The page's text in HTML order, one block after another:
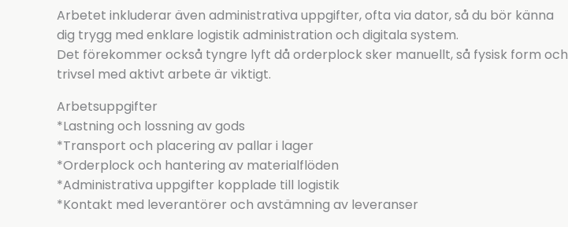
Arbetet inkluderar även administrativa uppgifter, ofta via dator, så du bör känna
dig trygg med enklare logistik administration och digitala system.
Det förekommer också tyngre lyft då orderplock sker manuellt, så fysisk form och
trivsel med aktivt arbete är viktigt.
Arbetsuppgifter
*Lastning och lossning av gods
*Transport och placering av pallar i lager
*Orderplock och hantering av materialflöden
*Administrativa uppgifter kopplade till logistik
*Kontakt med leverantörer och avstämning av leveranser